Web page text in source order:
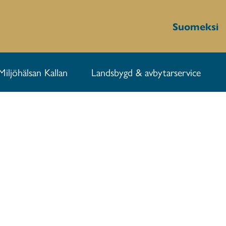
Suomeksi
Kallan Landsbygd & avbytarservice